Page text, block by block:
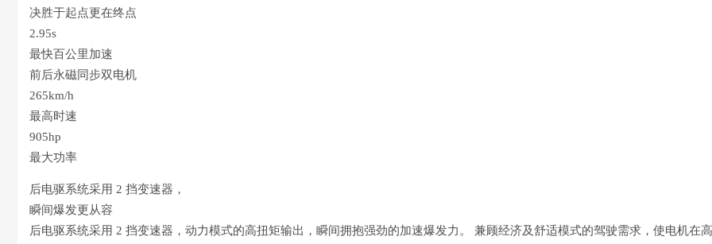
决胜于起点更在终点
2.95s
最快百公里加速
前后永磁同步双电机
265km/h
最高时速
905hp
最大功率
后电驱系统采用 2 挡变速器，
瞬间爆发更从容
后电驱系统采用 2 挡变速器，动力模式的高扭矩输出，瞬间拥抱强劲的加速爆发力。 兼顾经济及舒适模式的驾驶需求，使电机在